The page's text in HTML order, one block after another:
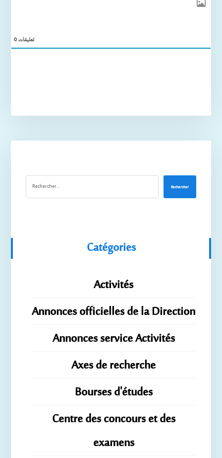
0تعليقات
Rechercher
Catégories
Activités
Annonces officielles de la Direction
Annonces service Activités
Axes de recherche
Bourses d'études
Centre des concours et des
examens